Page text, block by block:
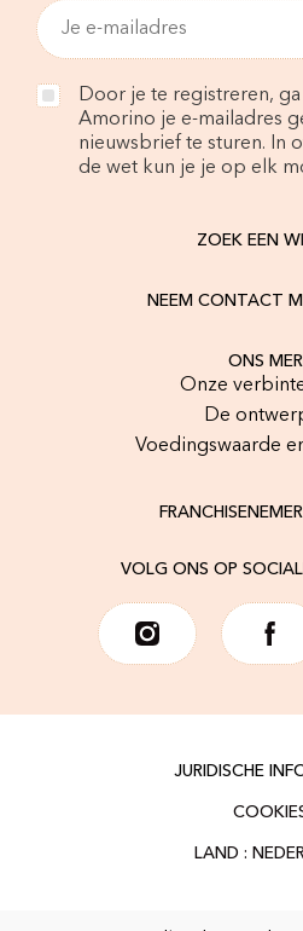
Door je te registreren,
Amorino je e-mailadres
nieuwsbrief te sturen. In
de wet kun je je op elk
ZOEK EEN
NEEM CONTACT
ONS
Onze
De
Voedingswaarde
VOLG ONS OP
JURIDISCHE